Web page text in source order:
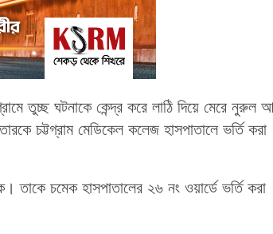
তুচ্ছ ঘটনাকে কেন্দ্র করে লাঠি দিয়ে মেরে নুরুল
চট্টগ্রাম মেডিকেল কলেজ হাসপাতালে ভর্তি করা
চমেক হাসপাতালের ২৬ নং ওয়ার্ডে ভর্তি করা